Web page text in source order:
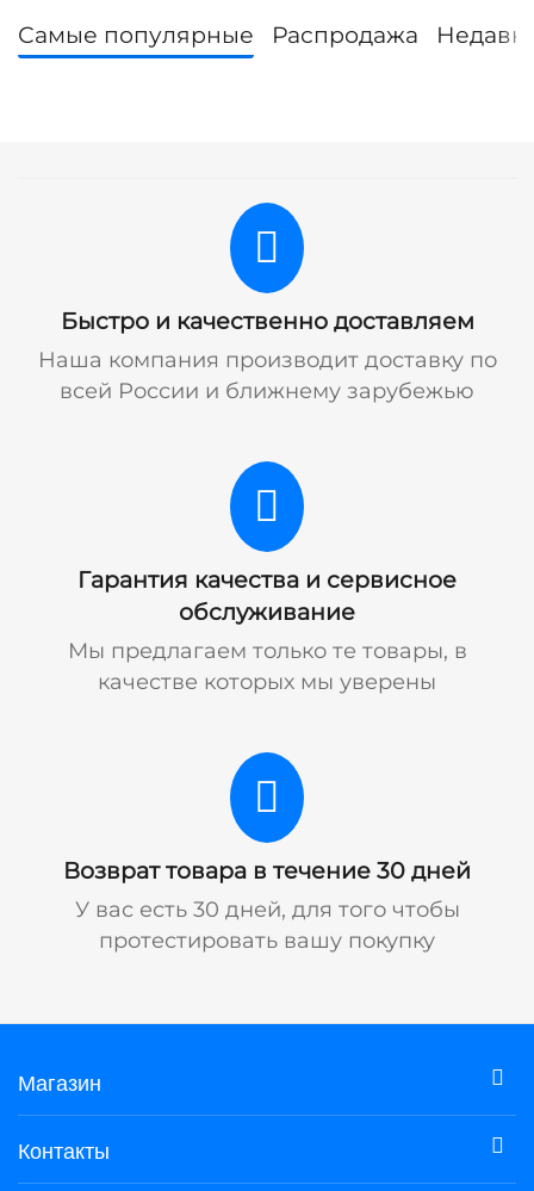
Самые популярные Распродажа
Быстро и качественно доставляем
Наша компания производит доставку по
всей России и ближнему зарубежью
Гарантия качества и сервисное
обслуживание
Мы предлагаем только те товары, в
качестве которых мы уверены
Возврат товара в течение 30 дней
У вас есть 30 дней, для того чтобы
протестировать вашу покупку
Магазин
Контакты